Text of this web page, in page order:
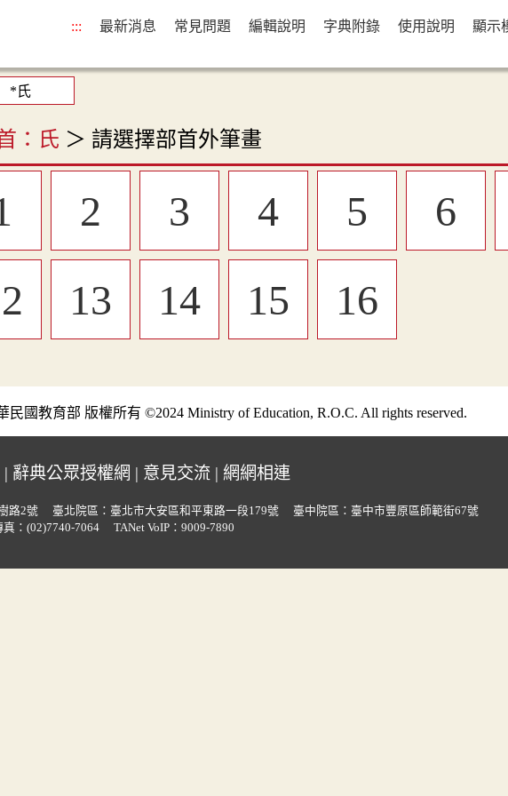
::: 最新消息 常見問題 編輯說明 字典附錄 使用說明 顯示
：氏 ＞ 請選擇部首外筆畫
2 3 4 5 6
13 14 15 16
民國教育部 版權所有 ©2024 Ministry of Education, R.O.C. All rights reserved.
| 辭典公眾授權網 | 意見交流 | 網網相連
路2號 臺北院區：臺北市大安區和平東路一段179號
臺中院區：臺中市豐原區師範街67號
真：(02)7740-7064 TANet VoIP：9009-7890